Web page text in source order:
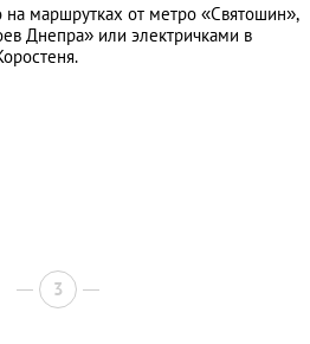
маршрутках от метро «Святошин»,
Днепра» или электричками в
3